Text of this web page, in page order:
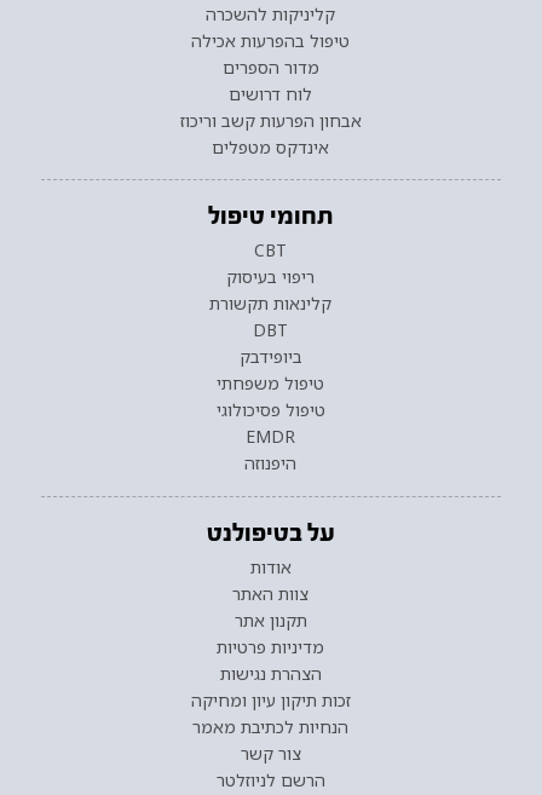
קליניקות להשכרה
טיפול בהפרעות אכילה
מדור הספרים
לוח דרושים
אבחון הפרעות קשב וריכוז
אינדקס מטפלים
תחומי טיפול
CBT
ריפוי בעיסוק
קלינאות תקשורת
DBT
ביופידבק
טיפול משפחתי
טיפול פסיכולוגי
EMDR
היפנוזה
על בטיפולנט
אודות
צוות האתר
תקנון אתר
מדיניות פרטיות
הצהרת נגישות
זכות תיקון עיון ומחיקה
הנחיות לכתיבת מאמר
צור קשר
הרשם לניוזלטר